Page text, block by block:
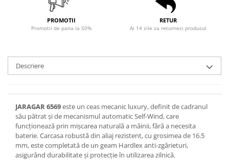
PROMOTII
Promotii de pana la 50%
RETUR
Ai 14 zile sa returnezi produsul
Descriere
JARAGAR 6569este un ceas mecanic luxury, definit de cadranul
său pătrat și de mecanismul automatic Self-Wind, care
funcționează prin mișcarea naturală a mâinii, fără a necesita
baterie. Carcasa robustă din aliaj rezistent, cu grosimea de 16.5
mm, este completată de un geam Hardlex anti-zgârieturi,
asigurând durabilitate și protecție în utilizarea zilnică.